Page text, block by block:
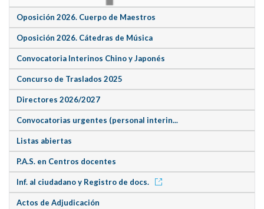
Oposición 2026. Cuerpo de Maestros
Oposición 2026. Cátedras de Música
Convocatoria Interinos Chino y Japonés
Concurso de Traslados 2025
Directores 2026/2027
Convocatorias urgentes (personal interin...
Listas abiertas
P.A.S. en Centros docentes
Inf. al ciudadano y Registro de docs.
Actos de Adjudicación